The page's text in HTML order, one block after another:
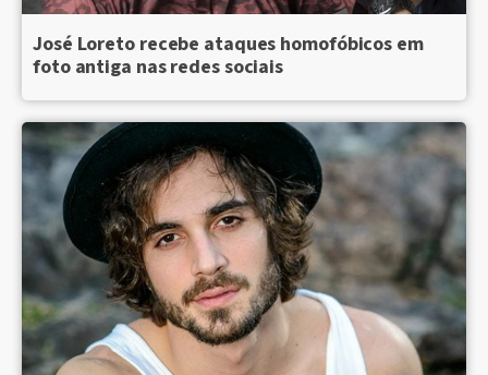
José Loreto recebe ataques homofóbicos em
foto antiga nas redes sociais